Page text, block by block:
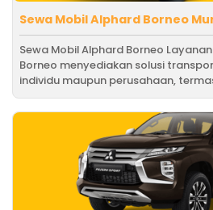
Sewa Mobil Alphard Borneo
Sewa Mobil Alphard Borneo
Borneo menyediakan solusi
individu maupun perusahaan,